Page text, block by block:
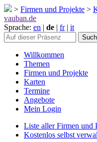
> Firmen und Projekte >
vauban.de
Sprache: en | de | fr| it
Willkommen
Themen
Firmen und Projekte
Karten
Termine
Angebote
Mein Login
Liste aller Firmen und
Kostenlos selbst